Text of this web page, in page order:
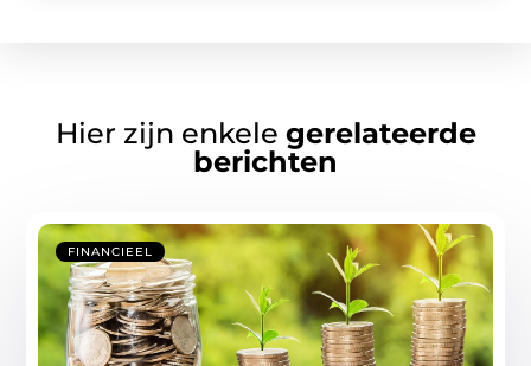
Hier zijn enkele gerelateerde
berichten
FINANCIEEL